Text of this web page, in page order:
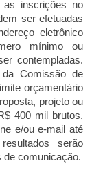
as inscrições no
ser efetuadas
eletrônico
mínimo ou
contempladas.
Comissão de
orçamentário
projeto ou
400 mil brutos.
e/ou e-mail até
serão
de comunicação.